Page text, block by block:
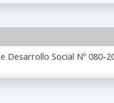
Desarrollo Social Nº 080-